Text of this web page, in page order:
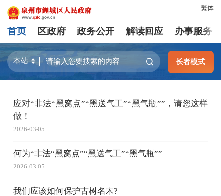
繁体
首页 区政府 政务公开 解读回应 办事服务
长者模式
应对“非法“黑窝点”“黑送气工”“黑气瓶””，请您这样
做！
2026-03-05
何为“非法“黑窝点”“黑送气工”“黑气瓶””
2026-03-05
我们应该如何保护古树名木?